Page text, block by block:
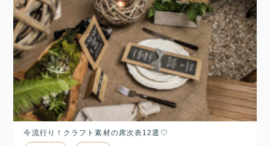
今流行り！クラフト素材の席次表12選♡